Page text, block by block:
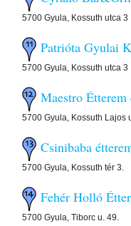
5700 Gyula, Kossuth utca 3
Patrióta Gyulai
5700 Gyula, Kossuth utca 3
Maestro Étterem
5700 Gyula, Kossuth Lajos
Csinibaba
5700 Gyula, Kossuth tér 3.
Fehér Holló
5700 Gyula, Tiborc u. 49.